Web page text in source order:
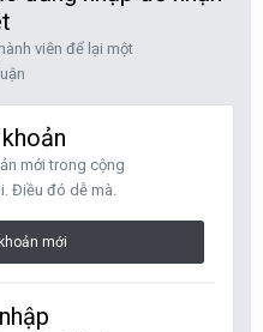
viên để lại một
mới trong cộng
Điều đó dễ mà.
mới